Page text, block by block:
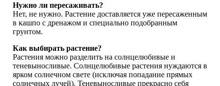
Нужно ли пересаживать?
Нет, не нужно. Растение доставляется уже пересаженным
в кашпо с дренажом и специально подобранным
грунтом.
Как выбирать растение?
Растения можно разделить на солнцелюбивые и
теневыносливые. Солнцелюбивые растения нуждаются в
ярком солнечном свете (исключая попадание прямых
солнечных лучей). Теневыносливые прекрасно себя